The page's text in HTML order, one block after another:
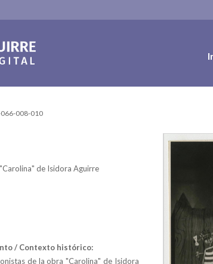
066-008-010
de Isidora Aguirre
/ Contexto histórico:
de la obra "Carolina" de Isidora